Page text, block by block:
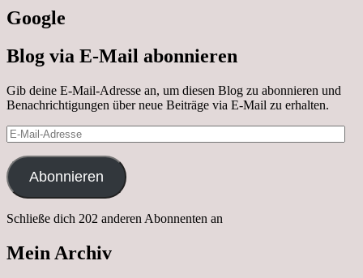
Google
Blog via E-Mail abonnieren
Gib deine E-Mail-Adresse an, um diesen Blog zu abonnieren und
Benachrichtigungen über neue Beiträge via E-Mail zu erhalten.
E-
Mail-
Adresse
Abonnieren
Schließe dich 202 anderen Abonnenten an
Mein Archiv